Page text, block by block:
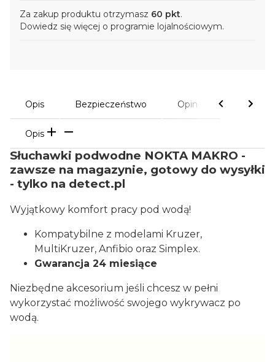
Za zakup produktu otrzymasz 60 pkt.
Dowiedz się więcej o programie lojalnościowym.
Opis Bezpieczeństwo Opinie
Opis
Słuchawki podwodne NOKTA MAKRO -
zawsze na magazynie, gotowy do wysyłki
- tylko na detect.pl
Wyjątkowy komfort pracy pod wodą!
Kompatybilne z modelami Kruzer,
MultiKruzer, Anfibio oraz Simplex.
Gwarancja 24 miesiące
Niezbędne akcesorium jeśli chcesz w pełni
wykorzystać możliwość swojego wykrywacz po
wodą.